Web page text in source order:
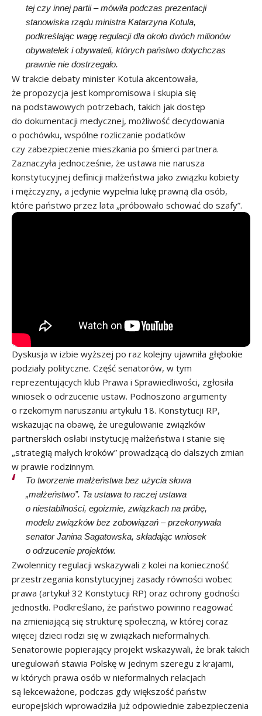
tej czy innej partii – mówiła podczas prezentacji
stanowiska rządu ministra Katarzyna Kotula,
podkreślając wagę regulacji dla około dwóch milionów
obywatelek i obywateli, których państwo dotychczas
prawnie nie dostrzegało.
W trakcie debaty minister Kotula akcentowała,
że propozycja jest kompromisowa i skupia się
na podstawowych potrzebach, takich jak dostęp
do dokumentacji medycznej, możliwość decydowania
o pochówku, wspólne rozliczanie podatków
czy zabezpieczenie mieszkania po śmierci partnera.
Zaznaczyła jednocześnie, że ustawa nie narusza
konstytucyjnej definicji małżeństwa jako związku kobiety
i mężczyzny, a jedynie wypełnia lukę prawną dla osób,
które państwo przez lata „próbowało schować do szafy”.
Dyskusja w izbie wyższej po raz kolejny ujawniła głębokie
podziały polityczne. Część senatorów, w tym
reprezentujących klub Prawa i Sprawiedliwości, zgłosiła
wniosek o odrzucenie ustaw. Podnoszono argumenty
o rzekomym naruszaniu artykułu 18. Konstytucji RP,
wskazując na obawę, że uregulowanie związków
partnerskich osłabi instytucję małżeństwa i stanie się
„strategią małych kroków” prowadzącą do dalszych zmian
w prawie rodzinnym.
To tworzenie małżeństwa bez użycia słowa
„małżeństwo”. Ta ustawa to raczej ustawa
o niestabilności, egoizmie, związkach na próbę,
modelu związków bez zobowiązań – przekonywała
senator Janina Sagatowska, składając wniosek
o odrzucenie projektów.
Zwolennicy regulacji wskazywali z kolei na konieczność
przestrzegania konstytucyjnej zasady równości wobec
prawa (artykuł 32 Konstytucji RP) oraz ochrony godności
jednostki. Podkreślano, że państwo powinno reagować
na zmieniającą się strukturę społeczną, w której coraz
więcej dzieci rodzi się w związkach nieformalnych.
Senatorowie popierający projekt wskazywali, że brak takich
uregulowań stawia Polskę w jednym szeregu z krajami,
w których prawa osób w nieformalnych relacjach
są lekceważone, podczas gdy większość państw
europejskich wprowadziła już odpowiednie zabezpieczenia